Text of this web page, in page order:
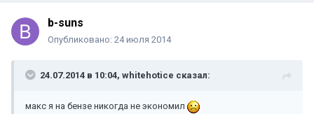
b-suns
Опубликовано: 24 июля 2014
24.07.2014 в 10:04, whitehotice сказал:
макс я на бензе никогда не экономил